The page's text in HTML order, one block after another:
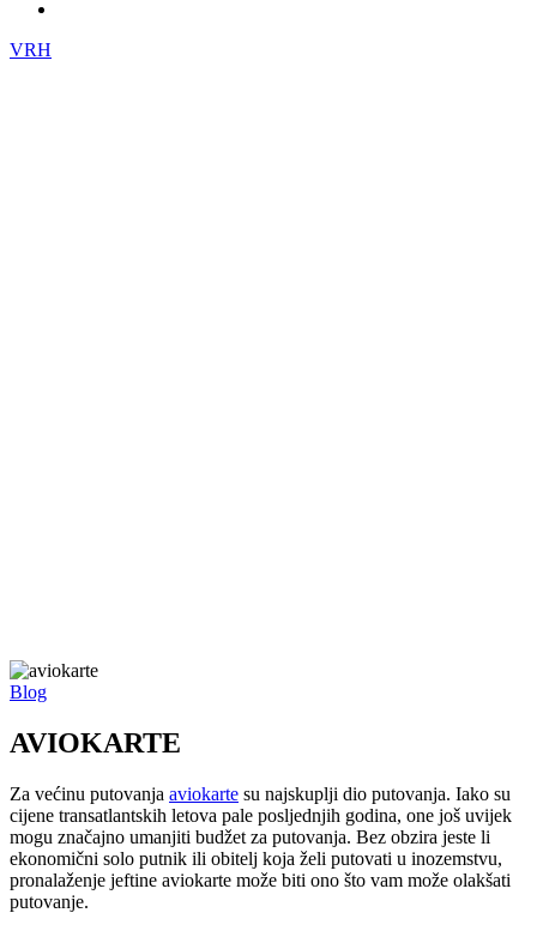
VRH
Blog
AVIOKARTE
Za većinu putovanja aviokarte su najskuplji dio putovanja. Iako su
cijene transatlantskih letova pale posljednjih godina, one još uvijek
mogu značajno umanjiti budžet za putovanja. Bez obzira jeste li
ekonomični solo putnik ili obitelj koja želi putovati u inozemstvu,
pronalaženje jeftine aviokarte može biti ono što vam može olakšati
putovanje.